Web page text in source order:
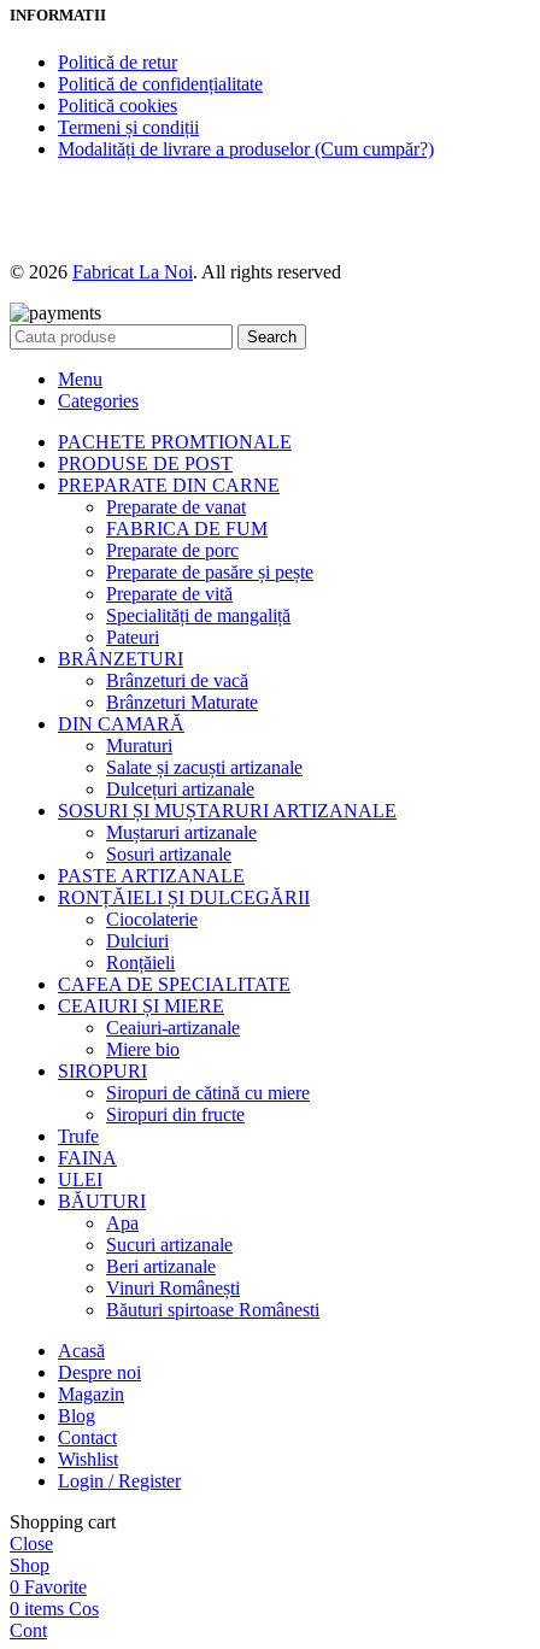
INFORMATII
Politică de retur
Politică de confidențialitate
Politică cookies
Termeni și condiții
Modalități de livrare a produselor (Cum cumpăr?)
© 2026 Fabricat La Noi. All rights reserved
Search
Menu
Categories
PACHETE PROMTIONALE
PRODUSE DE POST
PREPARATE DIN CARNE
Preparate de vanat
FABRICA DE FUM
Preparate de porc
Preparate de pasăre și pește
Preparate de vită
Specialități de mangaliță
Pateuri
BRÂNZETURI
Brânzeturi de vacă
Brânzeturi Maturate
DIN CAMARĂ
Muraturi
Salate și zacuști artizanale
Dulcețuri artizanale
SOSURI ȘI MUȘTARURI ARTIZANALE
Muștaruri artizanale
Sosuri artizanale
PASTE ARTIZANALE
RONȚĂIELI ȘI DULCEGĂRII
Ciocolaterie
Dulciuri
Ronțăieli
CAFEA DE SPECIALITATE
CEAIURI ȘI MIERE
Ceaiuri-artizanale
Miere bio
SIROPURI
Siropuri de cătină cu miere
Siropuri din fructe
Trufe
FAINA
ULEI
BĂUTURI
Apa
Sucuri artizanale
Beri artizanale
Vinuri Românești
Băuturi spirtoase Românesti
Acasă
Despre noi
Magazin
Blog
Contact
Wishlist
Login / Register
Shopping cart
Close
Shop
0 Favorite
0 items Cos
Cont